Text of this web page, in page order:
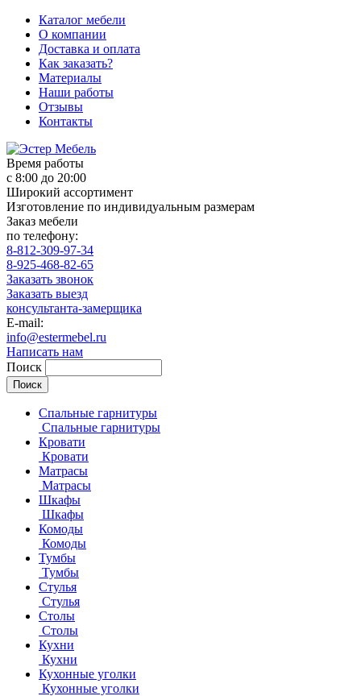
Каталог мебели
О компании
Доставка и оплата
Как заказать?
Материалы
Наши работы
Отзывы
Контакты
Время работы
с 8:00 до 20:00
Широкий ассортимент
Изготовление по индивидуальным размерам
Заказ мебели
по телефону:
8-812-309-97-34
8-925-468-82-65
Заказать звонок
Заказать выезд
консультанта-замерщика
E-mail:
info@estermebel.ru
Написать нам
Поиск
Спальные гарнитуры
Спальные гарнитуры
Кровати
Кровати
Матрасы
Матрасы
Шкафы
Шкафы
Комоды
Комоды
Тумбы
Тумбы
Стулья
Стулья
Столы
Столы
Кухни
Кухни
Кухонные уголки
Кухонные уголки